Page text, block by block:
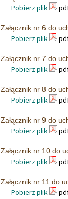
Pobierz plik
Załącznik nr 6 do
Pobierz plik
Załącznik nr 7 do
Pobierz plik
Załącznik nr 8 do
Pobierz plik
Załącznik nr 9 do
Pobierz plik
Załącznik nr 10 do
Pobierz plik
Załącznik nr 11 do
Pobierz plik